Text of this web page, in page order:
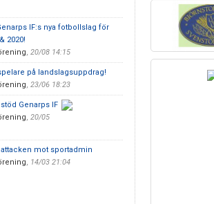
IF:s nya fotbollslag för
2020!
, 20/08 14:15
på landslagsuppdrag!
, 23/06 18:23
Genarps IF
, 20/05
mot sportadmin
, 14/03 21:04